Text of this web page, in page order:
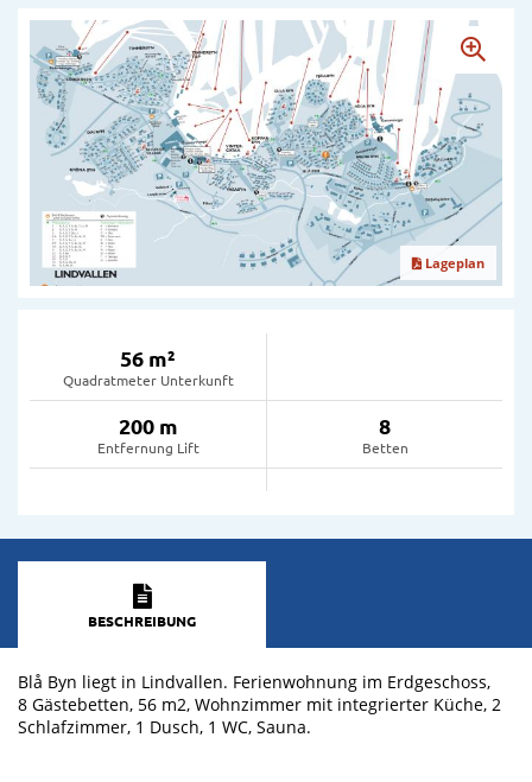
Lageplan
56 m²
Quadratmeter Unterkunft
200 m
Entfernung Lift
8
Betten
BESCHREIBUNG
Blå Byn liegt in Lindvallen. Ferienwohnung im Erdgeschoss,
8 Gästebetten, 56 m2, Wohnzimmer mit integrierter Küche, 2
Schlafzimmer, 1 Dusch, 1 WC, Sauna.